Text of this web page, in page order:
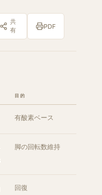
共
有
PDF
目的
有酸素ベース
脚の回転数維持
回復